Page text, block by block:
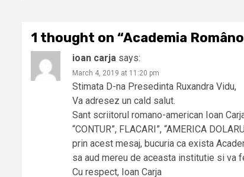
1 thought on “Academia
ioan carja says:
March 4, 2019 at 11:20 pm
Stimata D-na Presedinta Ruxandra Vidu,
Va adresez un cald salut.
Sant scriitorul romano-american Ioan
“CONTUR”, FLACARI”, “AMERICA
prin acest mesaj, bucuria ca exista
sa aud mereu de aceasta institutie si va
Cu respect, Ioan Carja